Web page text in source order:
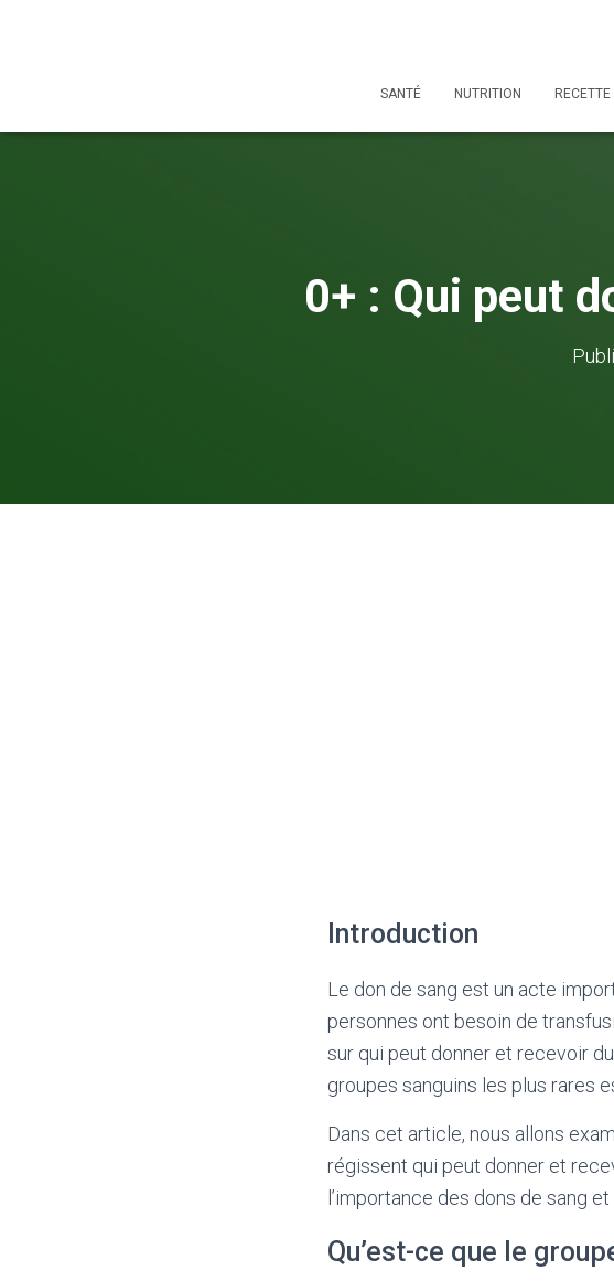
SANTÉ NUTRITION RECETTE
0+ : Qui peut
Introduction
Le don de sang est un acte
personnes ont besoin de
sur qui peut donner et recevoir
groupes sanguins les plus rares
Dans cet article, nous allons
régissent qui peut donner et
l’importance des dons de sang
Qu’est-ce que le